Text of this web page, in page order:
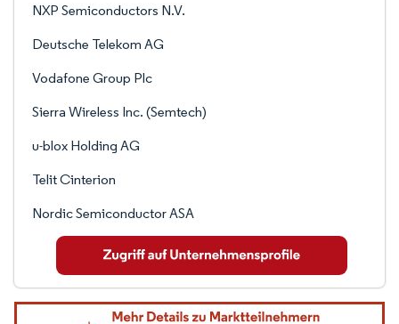
NXP Semiconductors N.V.
Deutsche Telekom AG
Vodafone Group Plc
Sierra Wireless Inc. (Semtech)
u-blox Holding AG
Telit Cinterion
Nordic Semiconductor ASA